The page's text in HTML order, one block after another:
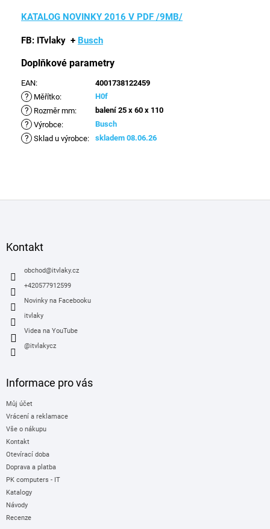
KATALOG NOVINKY 2016 V PDF /9MB/
FB: ITvlaky + Busch
Doplňkové parametry
EAN: 4001738122459
? Měřítko: H0f
? Rozměr mm: balení 25 x 60 x 110
? Výrobce: Busch
? Sklad u výrobce: skladem 08.06.26
Kontakt
obchod@itvlaky.cz
+420577912599
Novinky na Facebooku
itvlaky
Videa na YouTube
@itvlakycz
Informace pro vás
Můj účet
Vrácení a reklamace
Vše o nákupu
Kontakt
Otevírací doba
Doprava a platba
PK computers - IT
Katalogy
Návody
Recenze